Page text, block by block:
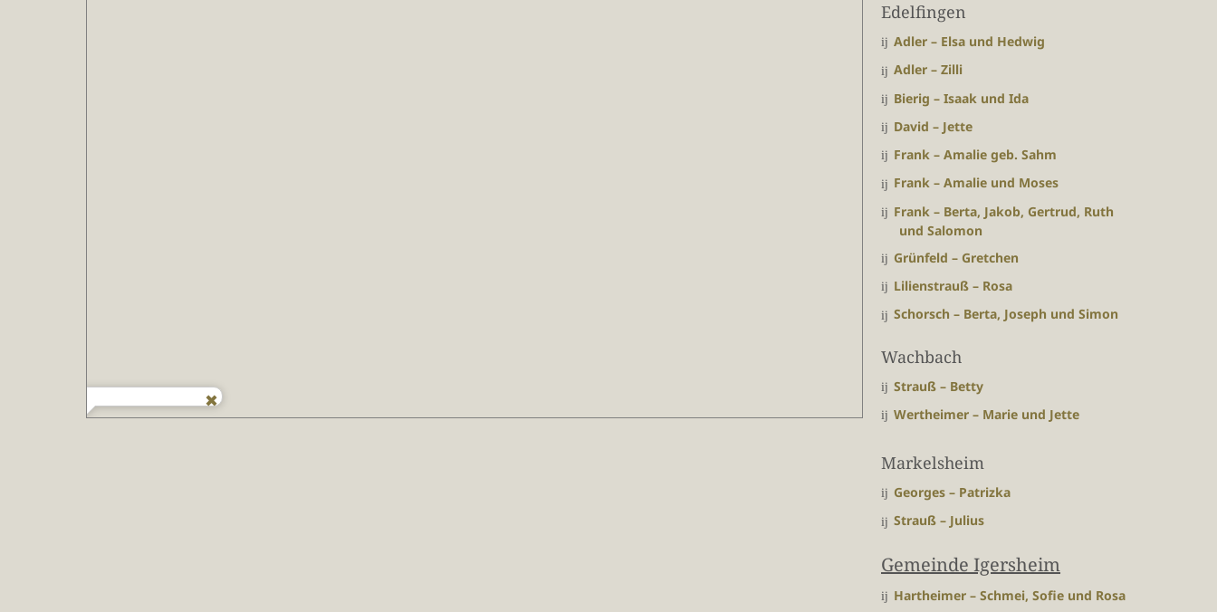
Edelfingen
Adler – Elsa und Hedwig
Adler – Zilli
Bierig – Isaak und Ida
David – Jette
Frank – Amalie geb. Sahm
Frank – Amalie und Moses
Frank – Berta, Jakob, Gertrud, Ruth
und Salomon
Grünfeld – Gretchen
Lilienstrauß – Rosa
Schorsch – Berta, Joseph und Simon
Wachbach
Strauß – Betty
Wertheimer – Marie und Jette
Markelsheim
Georges – Patrizka
Strauß – Julius
Gemeinde Igersheim
Hartheimer – Schmei, Sofie und Rosa